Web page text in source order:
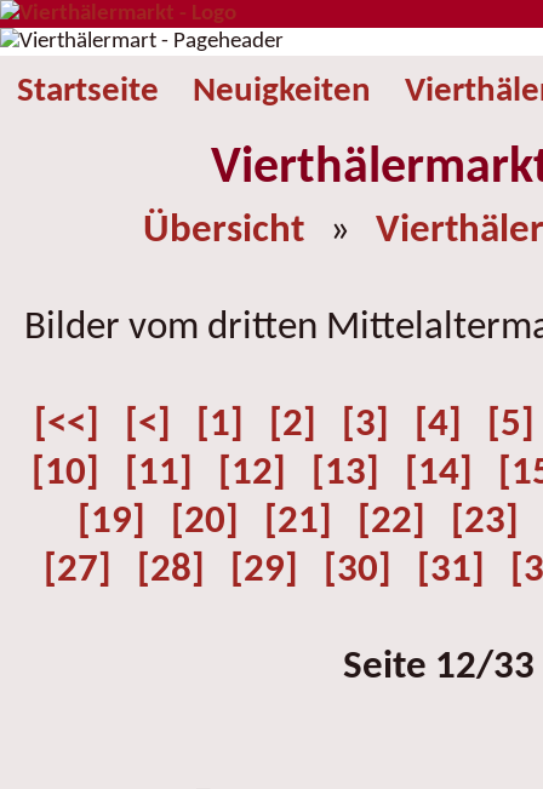
Startseite Neuigkeiten
Übersicht »
Bilder vom dritten
[<<] [<] [1] [2] [3] [4]
[5]
[10]
[11] [12] [13] [14]
[19]
[20] [21] [22]
[23]
[27]
[28] [29] [30] [31]
Seite 12/33